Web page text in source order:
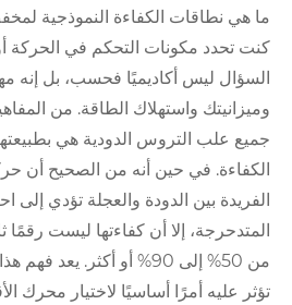
ما هي نطاقات الكفاءة النموذجية
كنت تحدد مكونات التحكم في الحركة
السؤال ليس أكاديميًا فحسب، بل إنه
وميزانيتك واستهلاك الطاقة. من
جميع علب التروس الدودية هي
الكفاءة. في حين أنه من الصحيح أن
الفريدة بين الدودة والعجلة تؤدي إلى
المتدحرجة، إلا أن كفاءتها ليست رقمًا
من 50% إلى 90% أو أكثر.
تؤثر عليه أمرًا أساسيًا لاختيار محرك